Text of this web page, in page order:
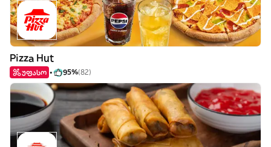
Pizza Hut
უფასო 95%(82)